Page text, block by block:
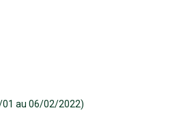
01 au 06/02/2022)